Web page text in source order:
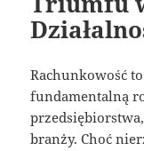
Rachunkowość
fundamentalną
branży. Choć